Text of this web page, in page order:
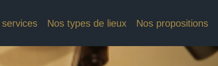
Nos types de lieux Nos propositions